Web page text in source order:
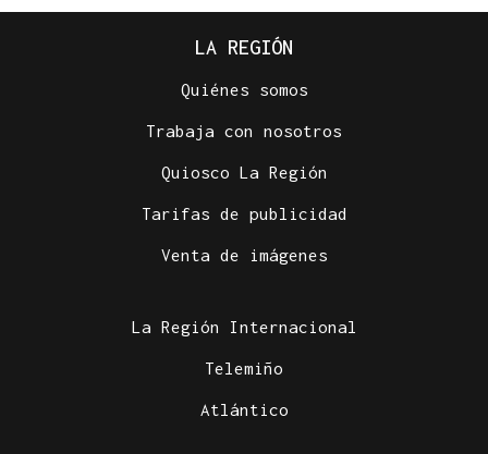
LA REGIÓN
Quiénes somos
Trabaja con nosotros
Quiosco La Región
Tarifas de publicidad
Venta de imágenes
La Región Internacional
Telemiño
Atlántico